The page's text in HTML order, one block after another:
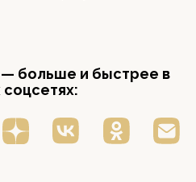
больше и быстрее в